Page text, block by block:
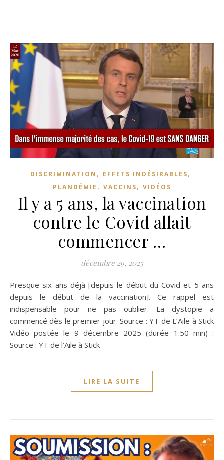
DISCRIMINATION , EFFETS INDÉSIRABLES,
PLANDÉMIE , VACCINS, VIDÉOS
Il y a 5 ans, la vaccination
contre le Covid allait
commencer …
décembre 29, 2025
Presque six ans déjà [depuis le début du Covid et 5 ans
depuis le début de la vaccination]. Ce rappel est
indispensable pour ne pas oublier. La dystopie a
commencé dès le premier jour. Source : YT de L’Aile à Stick
Vidéo postée le 9 décembre 2025 (durée 1:50 min) :
Source : YT de l’Aile à Stick
LIRE LA SUITE